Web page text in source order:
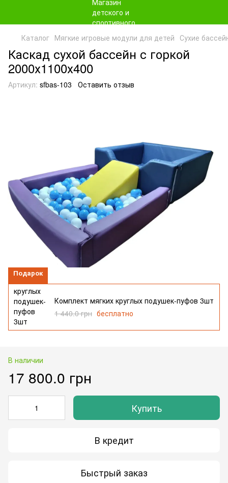
Каталог Мягкие игровые модули для детей Сухие
Каскад сухой бассейн с горкой
2000х1100х400
Артикул: sfbas-103 Оставить отзыв
Подарок
Комплект мягких круглых подушек-пуфов 3шт
1 440.0 грн бесплатно
В наличии
17 800.0 грн
Купить
В кредит
Быстрый заказ